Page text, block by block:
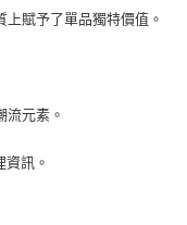
賦予了單品獨特價值。
流元素。
訊。